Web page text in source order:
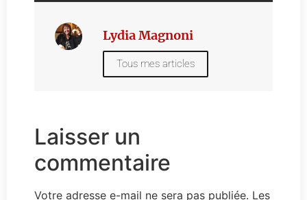
Lydia Magnoni
Tous mes articles
Laisser un
commentaire
Votre adresse e-mail ne sera pas publiée. Les